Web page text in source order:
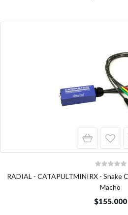
RADIAL - CATAPULTMINIRX - Snake
Macho
$155.000